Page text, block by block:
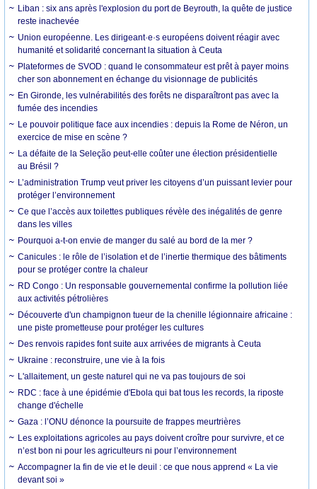
Liban : six ans après l'explosion du port de Beyrouth, la quête de justice
reste inachevée
Union européenne. Les dirigeant·e·s européens doivent réagir avec
humanité et solidarité concernant la situation à Ceuta
Plateformes de SVOD : quand le consommateur est prêt à payer moins
cher son abonnement en échange du visionnage de publicités
En Gironde, les vulnérabilités des forêts ne disparaîtront pas avec la
fumée des incendies
Le pouvoir politique face aux incendies : depuis la Rome de Néron, un
exercice de mise en scène ?
La défaite de la Seleção peut-elle coûter une élection présidentielle
au Brésil ?
L’administration Trump veut priver les citoyens d’un puissant levier pour
protéger l’environnement
Ce que l’accès aux toilettes publiques révèle des inégalités de genre
dans les villes
Pourquoi a-t-on envie de manger du salé au bord de la mer ?
Canicules : le rôle de l’isolation et de l’inertie thermique des bâtiments
pour se protéger contre la chaleur
RD Congo : Un responsable gouvernemental confirme la pollution liée
aux activités pétrolières
Découverte d'un champignon tueur de la chenille légionnaire africaine :
une piste prometteuse pour protéger les cultures
Des renvois rapides font suite aux arrivées de migrants à Ceuta
Ukraine : reconstruire, une vie à la fois
L'allaitement, un geste naturel qui ne va pas toujours de soi
RDC : face à une épidémie d'Ebola qui bat tous les records, la riposte
change d'échelle
Gaza : l’ONU dénonce la poursuite de frappes meurtrières
Les exploitations agricoles au pays doivent croître pour survivre, et ce
n’est bon ni pour les agriculteurs ni pour l’environnement
Accompagner la fin de vie et le deuil : ce que nous apprend « La vie
devant soi »